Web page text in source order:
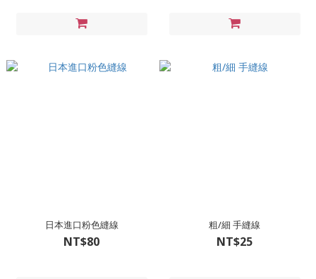
日本進口粉色縫線
NT$80
粗/細 手縫線
NT$25